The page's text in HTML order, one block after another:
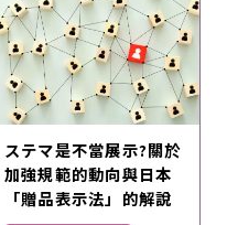
ステマ是不當展示?關於
加強規範的動向與日本
「贈品表示法」的解說